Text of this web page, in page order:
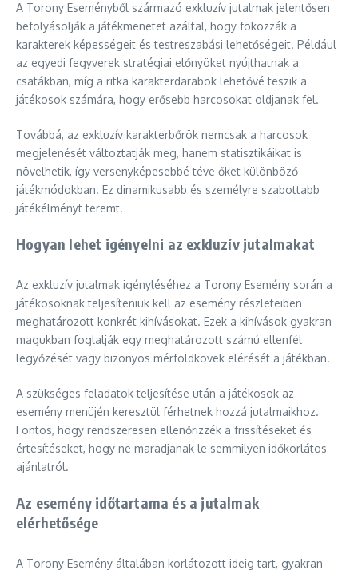
A Torony Eseményből származó exkluzív jutalmak jelentősen
befolyásolják a játékmenetet azáltal, hogy fokozzák a
karakterek képességeit és testreszabási lehetőségeit. Például
az egyedi fegyverek stratégiai előnyöket nyújthatnak a
csatákban, míg a ritka karakterdarabok lehetővé teszik a
játékosok számára, hogy erősebb harcosokat oldjanak fel.
Továbbá, az exkluzív karakterbőrök nemcsak a harcosok
megjelenését változtatják meg, hanem statisztikáikat is
növelhetik, így versenyképesebbé téve őket különböző
játékmódokban. Ez dinamikusabb és személyre szabottabb
játékélményt teremt.
Hogyan lehet igényelni az exkluzív jutalmakat
Az exkluzív jutalmak igényléséhez a Torony Esemény során a
játékosoknak teljesíteniük kell az esemény részleteiben
meghatározott konkrét kihívásokat. Ezek a kihívások gyakran
magukban foglalják egy meghatározott számú ellenfél
legyőzését vagy bizonyos mérföldkövek elérését a játékban.
A szükséges feladatok teljesítése után a játékosok az
esemény menüjén keresztül férhetnek hozzá jutalmaikhoz.
Fontos, hogy rendszeresen ellenőrizzék a frissítéseket és
értesítéseket, hogy ne maradjanak le semmilyen időkorlátos
ajánlatról.
Az esemény időtartama és a jutalmak
elérhetősége
A Torony Esemény általában korlátozott ideig tart, gyakran